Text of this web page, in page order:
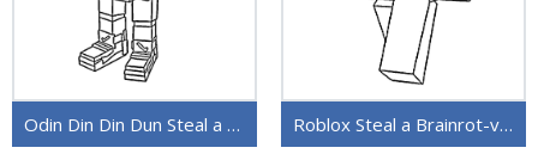
Odin Din Din Dun Steal a Brainrot Roblox Steal a Brainrot-versjon